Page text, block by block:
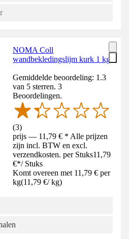
NOMA Coll
wandbekledingslijm kurk 1 kg
Gemiddelde beoordeling: 1.3
van 5 sterren. 3
Beoordelingen.
(3)
prijs — 11,79 € * Alle prijzen
zijn incl. BTW en excl.
verzendkosten. per Stuks11,79
€*/ Stuks
Komt overeen met 11,79 € per
kg(11,79 €/ kg)